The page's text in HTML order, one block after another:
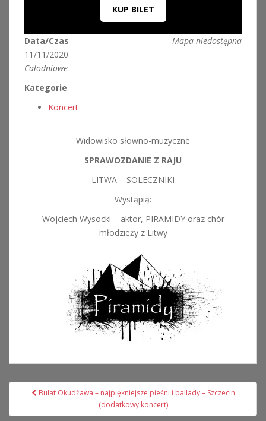
KUP BILET
Mapa niedostępna
Data/Czas
11/11/2020
Całodniowe
Kategorie
Koncert
Widowisko słowno-muzyczne
SPRAWOZDANIE Z RAJU
LITWA – SOLECZNIKI
Wystąpią:
Wojciech Wysocki – aktor, PIRAMIDY oraz chór
młodzieży z Litwy
Nawigacja
Bułat Okudżawa – najpiękniejsze pieśni i ballady – Szczecin
(dodatkowy koncert)